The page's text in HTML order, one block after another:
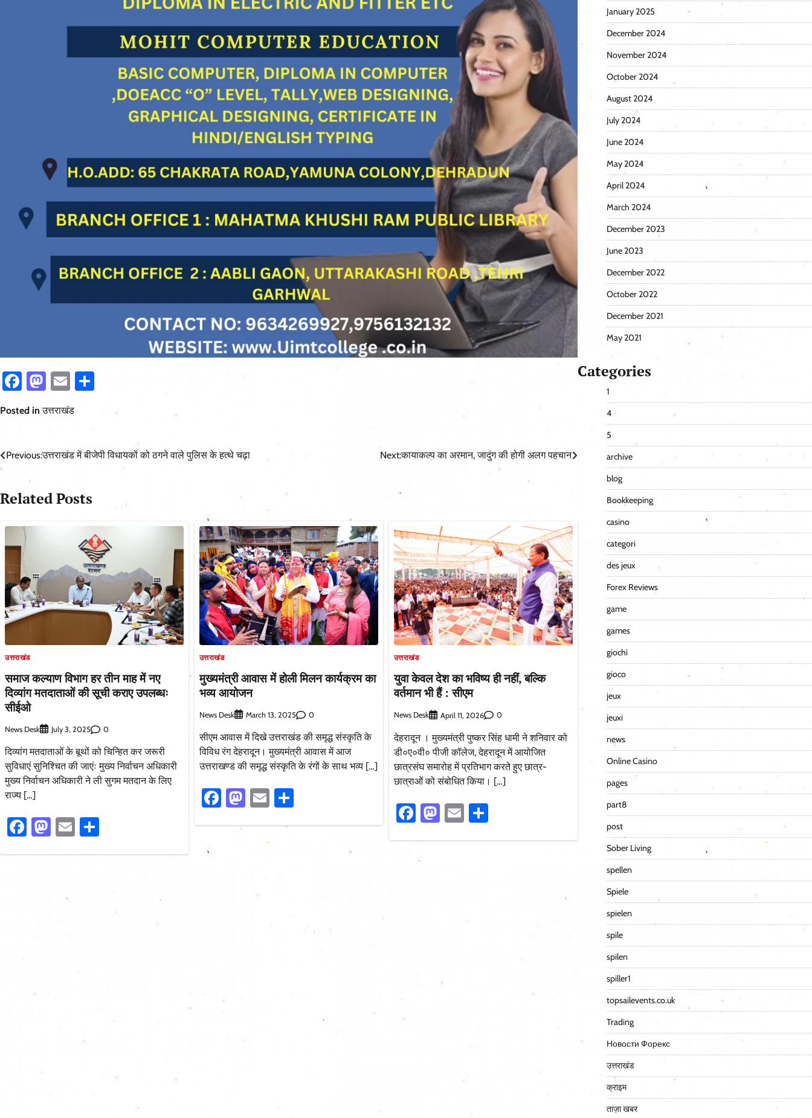
Facebook
Mastodon
Email
Posted inउत्तराखंड
Post
navigation
Previous:उत्तराखंड में बीजेपी विधायकों को ठगने वाले पुलिस के हत्थे चढ़ा Next:कायाकल्प का अरमान, जादुंग की होगी अलग पहचान
Related Posts
उत्तराखंड
समाज कल्याण विभाग हर तीन माह में नए
दिव्यांग मतदाताओं की सूची कराए उपलब्धः
सीईओ
News Desk July 3, 2025 0
दिव्यांग मतदाताओं के बूथों को चिन्हित कर जरूरी
सुविधाएं सुनिश्चित की जाएंः मुख्य निर्वाचन अधिकारी
मुख्य निर्वाचन अधिकारी ने ली सुगम मतदान के लिए
राज्य […]
Facebook
Mastodon
Email
उत्तराखंड
मुख्यमंत्री आवास में होली मिलन कार्यक्रम का
भव्य आयोजन
News Desk March 13, 2025 0
सीएम आवास में दिखे उत्तराखंड की समृद्ध संस्कृति के
विविध रंग देहरादून। मुख्यमंत्री आवास में आज
उत्तराखण्ड की समृद्ध संस्कृति के रंगों के साथ भव्य […]
Facebook
Mastodon
EmailShare
उत्तराखंड
युवा केवल देश का भविष्य ही नहीं, बल्कि
वर्तमान भी हैं : सीएम
News Desk April 11, 2026 0
देहरादून । मुख्यमंत्री पुष्कर सिंह धामी ने शनिवार को
डी०ए०वी० पीजी कॉलेज, देहरादून में आयोजित
छात्रसंघ समारोह में प्रतिभाग करते हुए छात्र-
छात्राओं को संबोधित किया। […]
Facebook
Mastodon
EmailShare
January 2025
December 2024
November 2024
October 2024
August 2024
July 2024
June 2024
May 2024
April 2024
March 2024
December 2023
June 2023
December 2022
October 2022
December 2021
May 2021
Categories
1
4
5
archive
blog
Bookkeeping
casino
categori
des jeux
Forex Reviews
game
games
giochi
gioco
jeux
jeuxi
news
Online Casino
pages
part8
post
Sober Living
spellen
Spiele
spielen
spile
spilen
spiller1
topsailevents.co.uk
Trading
Новости Форекс
उत्तराखंड
क्राइम
ताज़ा खबर